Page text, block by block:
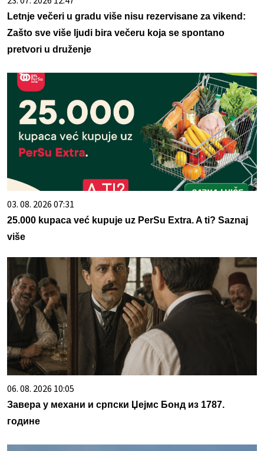
Letnje večeri u gradu više nisu rezervisane za vikend:
Zašto sve više ljudi bira večeru koja se spontano
pretvori u druženje
03. 08. 2026 07:31
25.000 kupaca već kupuje uz PerSu Extra. A ti? Saznaj
više
06. 08. 2026 10:05
Завера у механи и српски Џејмс Бонд из 1787.
године